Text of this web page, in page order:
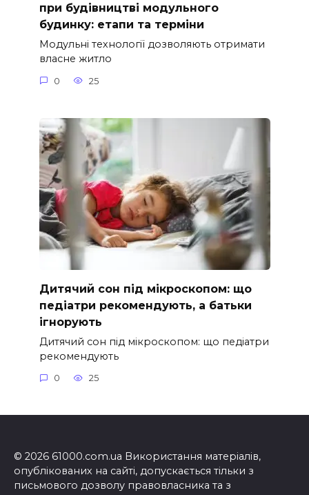
при будівництві модульного
будинку: етапи та терміни
Модульні технології дозволяють отримати
власне житло
0 25
Дитячий сон під мікроскопом: що
педіатри рекомендують, а батьки
ігнорують
Дитячий сон під мікроскопом: що педіатри
рекомендують
0 25
© 2026 61000.com.ua Використання матеріалів,
опублікованих на сайті, допускається тільки з
письмового дозволу правовласника та з